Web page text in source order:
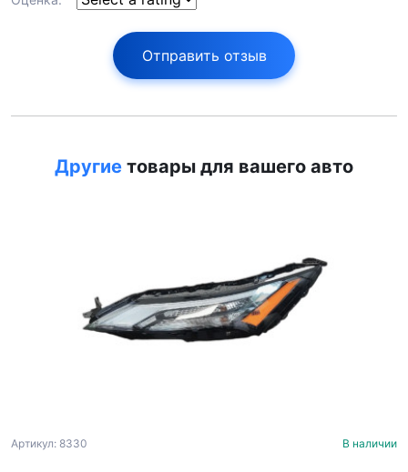
Отправить отзыв
Другие товары для вашего авто
Артикул: 8330 В наличии